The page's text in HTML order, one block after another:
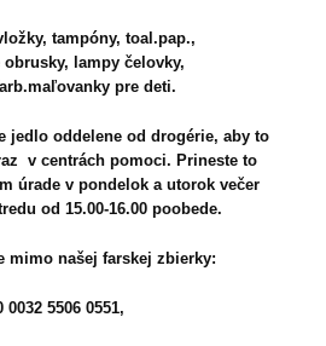
tampóny, toal.pap.,
lampy čelovky,
pre deti.
jedlo oddelene od drogérie, aby to
v centrách pomoci. Prineste to
úrade v pondelok a utorok večer
od 15.00-16.00 poobede.
mimo našej farskej zbierky:
5506 0551,